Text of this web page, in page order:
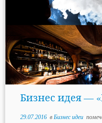
Бизнес идея —
29.07.2016в Бизнес идеи